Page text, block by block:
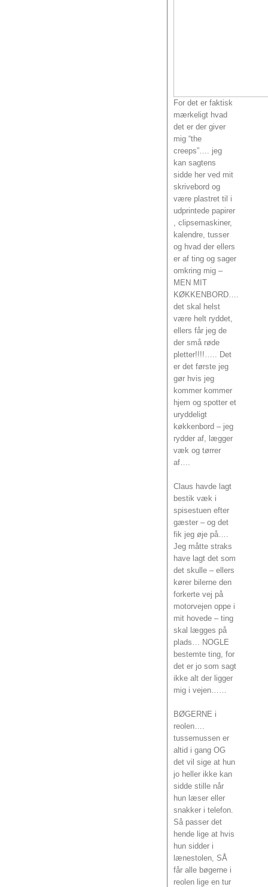
For det er faktisk
mærkeligt hvad
det er der giver
mig “the
creeps”…. jeg
kan sagtens
sidde her ved mit
skrivebord og
være plastret til i
udprintede papirer
, clipsemaskiner,
kalendre, tusser
og hvad der ellers
er af ting og sager
omkring mig –
MEN MIT
KØKKENBORD….
det skal helst
være helt ryddet,
ellers får jeg de
der små røde
pletter!!!!….. Det
er det første jeg
gør hvis jeg
kommer kommer
hjem og spotter et
uryddeligt
køkkenbord – jeg
rydder af, lægger
væk og tørrer
af….
Claus havde lagt
bestik væk i
spisestuen efter
gæster – og det
fik jeg øje på….
Jeg måtte straks
have lagt det som
det skulle – ellers
kører bilerne den
forkerte vej på
motorvejen oppe i
mit hovede – ting
skal lægges på
plads… NOGLE
bestemte ting, for
det er jo som sagt
ikke alt der ligger
mig i vejen……
BØGERNE i
reolen….
tussemussen er
altid i gang OG
det vil sige at hun
jo heller ikke kan
sidde stille når
hun læser eller
snakker i telefon.
Så passer det
hende lige at hvis
hun sidder i
lænestolen, SÅ
får alle bøgerne i
reolen lige en tur